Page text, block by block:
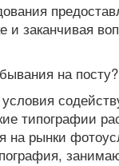
и заканчивая
на посту?
типографии
на рынки